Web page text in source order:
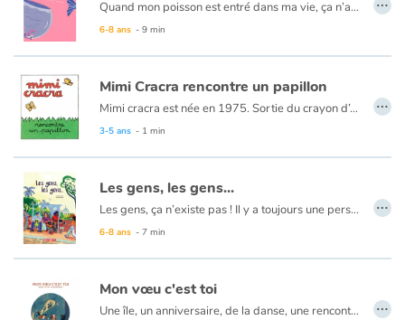
Quand mon poisson est entré dans ma vie, ça n’a pas été facile… Il a fallu qu’on apprenne à se faire confiance et à s’accepter tels qu’on était. Maintenant, on s’est apprivoisé. Nous sommes tellement complices que les autres ne semblent plus nous comprendre : nous on rit et eux ils froncent les sourcils. Ils me trouvent bizarre ? C’est mon côté poisson !
6-8 ans - 9 min
Mimi Cracra rencontre un papillon
Mimi cracra est née en 1975. Sortie du crayon d’Agnès Rosenstiehl pour le magazine “Pomme d’api”, cette petite fille aux joues roses et cheveux bruns à laquelle il est facile de s’identifier nous entraîne avec humour dans ses aventures quotidiennes.
3-5 ans - 1 min
…
Les gens, les gens...
Les gens, ça n’existe pas ! Il y a toujours une personne, plus une personne, plus une autre personne... Chacun de nous est unique et différent.
6-8 ans - 7 min
…
Mon vœu c'est toi
Une île, un anniversaire, de la danse, une rencontre, un vœu et un soupçon de magie. Les ingrédients indispensables pour trouver la force de se surpasser et prendre confiance en soi. Hadrien vient de recevoir la première lettre de sa vie : Sidonie l’invite à danser pour son anniversaire. Il n’osera jamais, il ne sait pas danser. Mais certaines rencontres sont surprenantes, surtout celles que l’on attend pas ! …